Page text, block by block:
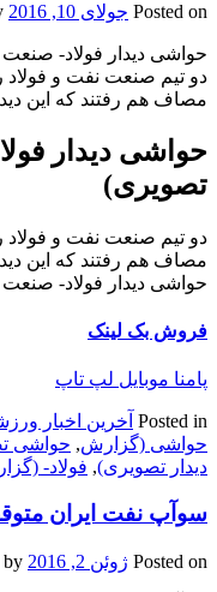
Posted on جولای 10, 2016
حواشی دیدار فولاد-
دو تیم صنعت نفت و فولاد
مصاف هم رفتند که این
حواشی دیدار
تصویری)
دو تیم صنعت نفت و فولاد
مصاف هم رفتند که این
حواشی دیدار فولاد-
فروش بک لینک
پامنا موبایل لپ تاپ
Posted in آخرین اخبار
حواشی (گزارش, حواشی
دیدار تصویری), فولاد-
سوآپ نفت ایران
Posted on ژوئن 2, 2016